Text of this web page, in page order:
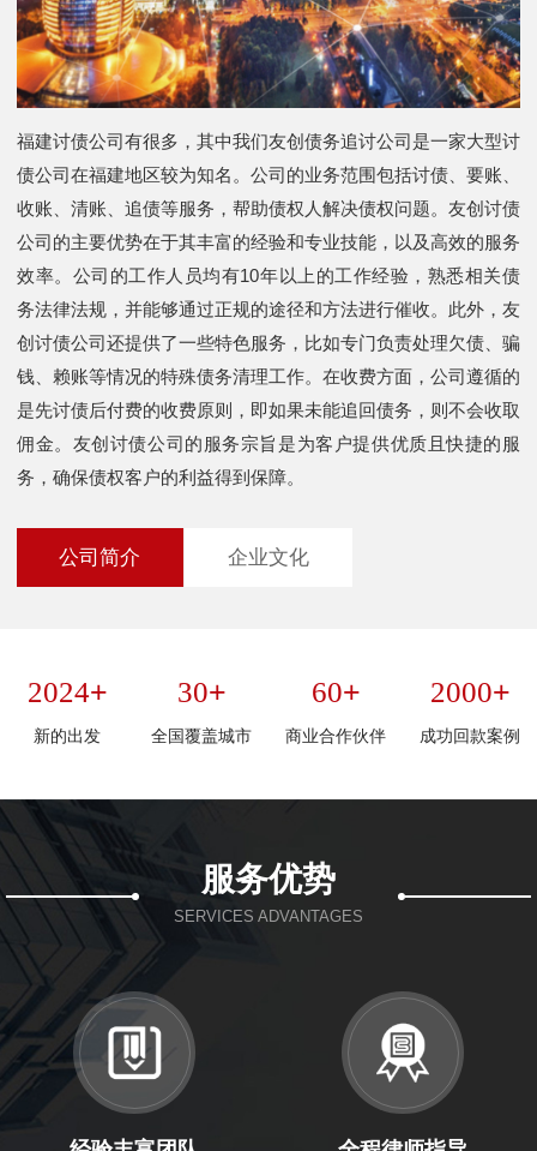
福建讨债公司有很多，其中我们友创债务追讨公司是一家大型讨
债公司在福建地区较为知名。公司的业务范围包括讨债、要账、
收账、清账、追债等服务，帮助债权人解决债权问题。友创讨债
公司的主要优势在于其丰富的经验和专业技能，以及高效的服务
效率。公司的工作人员均有10年以上的工作经验，熟悉相关债
务法律法规，并能够通过正规的途径和方法进行催收。此外，友
创讨债公司还提供了一些特色服务，比如专门负责处理欠债、骗
钱、赖账等情况的特殊债务清理工作。在收费方面，公司遵循的
是先讨债后付费的收费原则，即如果未能追回债务，则不会收取
佣金。友创讨债公司的服务宗旨是为客户提供优质且快捷的服
务，确保债权客户的利益得到保障。
公司简介 企业文化
2024+
新的出发
30+
全国覆盖城市
60+
商业合作伙伴
2000+
成功回款案例
服务优势
SERVICES ADVANTAGES